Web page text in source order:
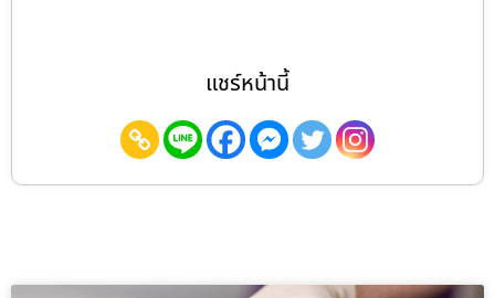
แชร์หน้านี้